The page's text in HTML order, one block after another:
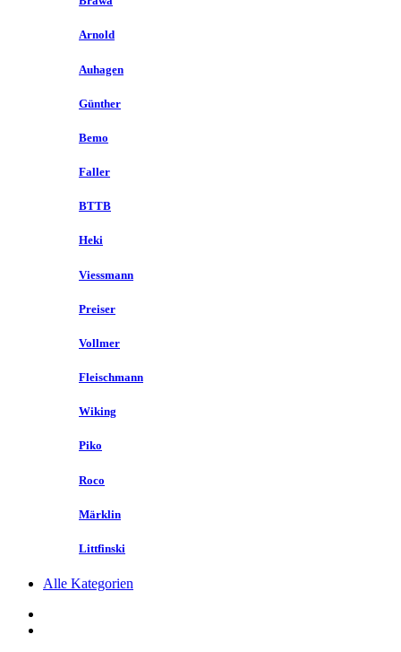
Arnold
Auhagen
Günther
Bemo
Faller
BTTB
Heki
Viessmann
Preiser
Vollmer
Fleischmann
Wiking
Piko
Roco
Märklin
Littfinski
Alle Kategorien